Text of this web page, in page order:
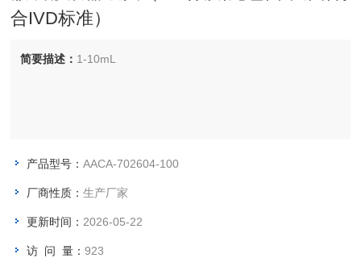
合IVD标准）
简要描述： 1-10mL
产品型号：AACA-702604-100
厂商性质：生产厂家
更新时间： 2026-05-22
访 问 量：923